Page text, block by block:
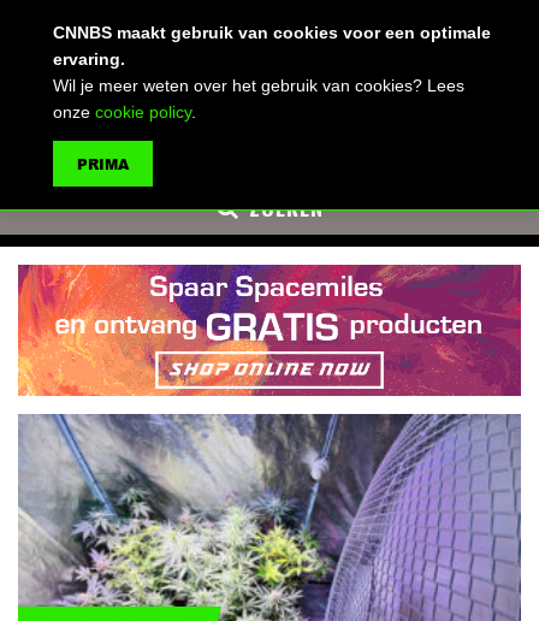
ZOEKEN
CNNBS maakt gebruik van cookies voor een optimale
ervaring.
Wil je meer weten over het gebruik van cookies? Lees
onze cookie policy.
PRIMA